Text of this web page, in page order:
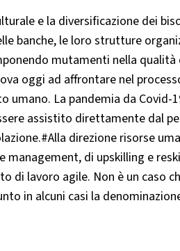
e la diversificazione dei
banche, le loro strutture
mutamenti nella
oggi ad affrontare nel
La pandemia da Covid-
assistito direttamente dal
direzione risorse
management, di upskilling e
di lavoro agile. Non è un caso
in alcuni casi la